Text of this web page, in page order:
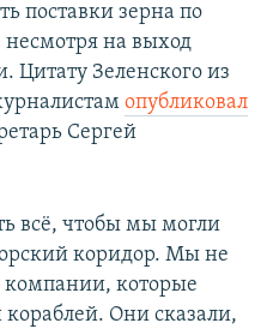
поставки зерна по
на выход
Цитату Зеленского из
опубликовал
Сергей
всё, чтобы мы могли
коридор. Мы не
компании, которые
Они сказали,